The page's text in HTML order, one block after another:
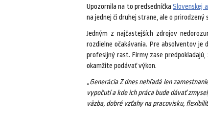
Upozornila na to predsedníčkaSlovenskej
na jednej či druhej strane, ale o
Jedným z najčastejších zdrojov
rozdielne očakávania. Pre absolventov je
profesijný rast. Firmy zase
okamžite podávať výkon.
„Generácia Z dnes nehľadá len
vypočutí a kde ich práca bude dávať
väzba, dobré vzťahy na pracovisku,